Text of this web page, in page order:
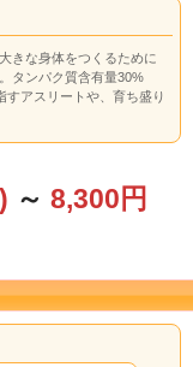
きな身体をつくるために
タンパク質含有量30%
すアスリートや、育ち盛り
～ 8,300円